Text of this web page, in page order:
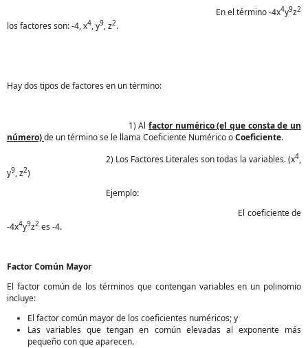
En el término -4x4y9z2
los factores son: -4, x4, y9, z2.
Hay dos tipos de factores en un término:
1) Al factor numérico (el que consta de un
número)de un término se le llama Coeficiente Numérico oCoeficiente.
2) Los Factores Literales son todas la variables. (x4,
y9, z2)
Ejemplo:
El coeficiente de
-4x4y9z2 es -4.
Factor Común Mayor
El factor común de los términos que contengan variables en un polinomio
incluye:
El factor común mayor de los coeficientes numéricos; y
Las variables que tengan en común elevadas al exponente más
pequeño con que aparecen.